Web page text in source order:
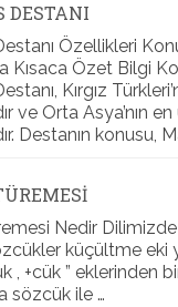
DESTANI
Özellikleri
Kısaca Özet Bilgi
Kırgız
ve Orta Asya’nın
Destanın konusu,
Nedir Dilimizde
küçültme eki
, +cük ” eklerinden
sözcük ile …